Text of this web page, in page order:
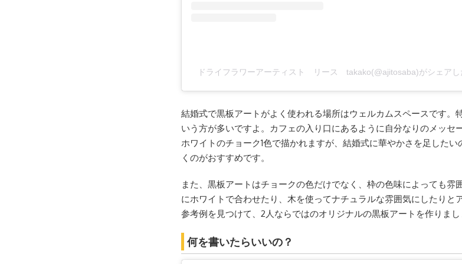
ドライフラワーアーティスト リース takako(@ajitosaba)がシェアし
結婚式で黒板アートがよく使われる場所はウェルカムスペースです。
いう方が多いですよ。カフェの入り口にあるように自分なりのメッセ
ホワイトのチョーク1色で描かれますが、結婚式に華やかさを足した
くのがおすすめです。
また、黒板アートはチョークの色だけでなく、枠の色味によっても雰
にホワイトで合わせたり、木を使ってナチュラルな雰囲気にしたりと
参考例を見つけて、2人ならではのオリジナルの黒板アートを作りまし
何を書いたらいいの？